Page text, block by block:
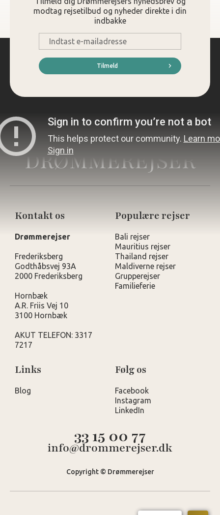
modtag rejsetilbud og nyheder direkte i din
indbakke
mail
*
Tilmeld
DRØMMEREJSER
Kontakt os
Drømmerejser
Frederiksberg
Godthåbsvej 93A
2000 Frederiksberg
Hornbæk
A.R. Friis Vej 10
3100 Hornbæk
AKUT TELEFON: 3317
7217
Populære rejser
Bali rejser
Mauritius rejser
Thailand rejser
Maldiverne rejser
Grupperejser
Familieferie
Links
Blog
Følg os
Facebook
Instagram
LinkedIn
33 15 00 77
info@drommerejser.dk
Copyright © Drømmerejser